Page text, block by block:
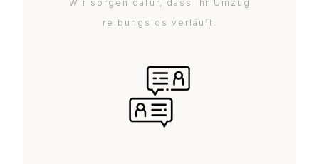
Wir sorgen dafür, dass Ihr Umzug
reibungslos verläuft.